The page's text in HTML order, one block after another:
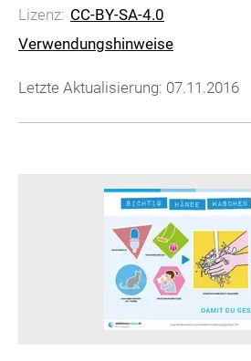
Lizenz: CC-BY-SA-4.0
Verwendungshinweise
Letzte Aktualisierung: 07.11.2016